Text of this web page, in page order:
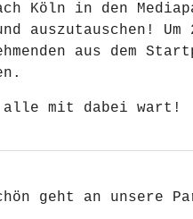
Köln in den
auszutauschen! Um
aus dem
alle mit dabei wart!
geht an unsere